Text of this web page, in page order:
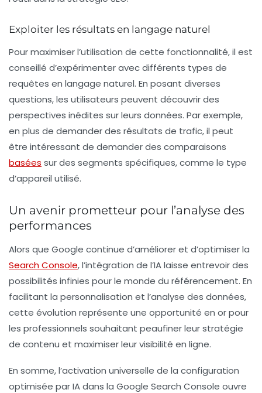
Exploiter les résultats en langage naturel
Pour maximiser l’utilisation de cette fonctionnalité, il est
conseillé d’expérimenter avec différents types de
requêtes en langage naturel. En posant diverses
questions, les utilisateurs peuvent découvrir des
perspectives inédites sur leurs données. Par exemple,
en plus de demander des résultats de trafic, il peut
être intéressant de demander des comparaisons
basées sur des segments spécifiques, comme le type
d’appareil utilisé.
Un avenir prometteur pour l’analyse des
performances
Alors que Google continue d’améliorer et d’optimiser la
Search Console, l’intégration de l’IAlaisse entrevoir des
possibilités infinies pour le monde du référencement. En
facilitant la personnalisation et l’analyse des données,
cette évolution représente une opportunité en or pour
les professionnels souhaitant peaufiner leur stratégie
de contenu et maximiser leur visibilité en ligne.
En somme, l’activation universelle de la configuration
optimisée parIAdans la Google Search Console ouvre